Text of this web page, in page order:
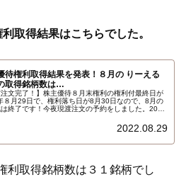
取得結果はこちらでした。
待権利取得結果を発表！８月の りーえる
取得銘柄数は…
注文完了！】株主優待８月末権利の権利付最終日が
８月29日で、権利落ち日が8月30日なので、8月の
終了です！今夜現渡注文の予約をしました。2022
多い順でＳＭＢＣ日興証券、楽天証券、ＧＭＯクリ
券、ａｕカブコム証券、ＳＢＩ証券でした…2022.08.29
利取得銘柄数は３１銘柄でし